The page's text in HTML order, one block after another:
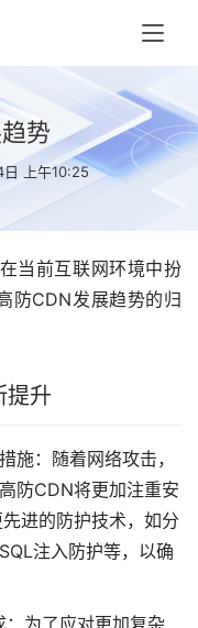
势
上午10:25
当前互联网环境中扮
防CDN发展趋势的归
提升
施：随着网络攻击，
防CDN将更加注重安
进的防护技术，如分
注入防护等，以确
为了应对更加复杂